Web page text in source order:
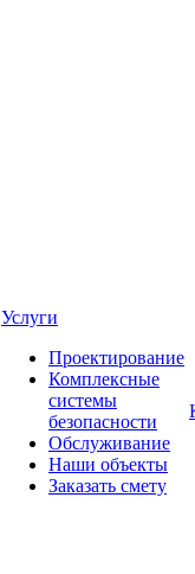
Услуги
Проектирование
Комплексные
системы
безопасности
Обслуживание
Наши объекты
Заказать смету